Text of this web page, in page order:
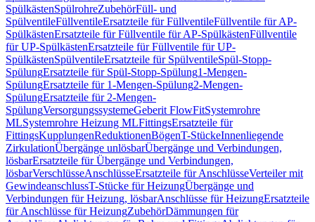
SpülkästenSpülrohreZubehörFüll- und
SpülventileFüllventileErsatzteile für FüllventileFüllventile für AP-
SpülkästenErsatzteile für Füllventile für AP-SpülkästenFüllventile
für UP-SpülkästenErsatzteile für Füllventile für UP-
SpülkästenSpülventileErsatzteile für SpülventileSpül-Stopp-
SpülungErsatzteile für Spül-Stopp-Spülung1-Mengen-
SpülungErsatzteile für 1-Mengen-Spülung2-Mengen-
SpülungErsatzteile für 2-Mengen-
SpülungVersorgungssystemeGeberit FlowFitSystemrohre
MLSystemrohre Heizung MLFittingsErsatzteile für
FittingsKupplungenReduktionenBögenT-StückeInnenliegende
ZirkulationÜbergänge unlösbarÜbergänge und Verbindungen,
lösbarErsatzteile für Übergänge und Verbindungen,
lösbarVerschlüsseAnschlüsseErsatzteile für AnschlüsseVerteiler mit
GewindeanschlussT-Stücke für HeizungÜbergänge und
Verbindungen für Heizung, lösbarAnschlüsse für HeizungErsatzteile
für Anschlüsse für HeizungZubehörDämmungen für